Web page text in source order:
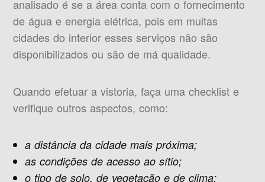
analisado é se a área conta com o fornecimento
de água e energia elétrica, pois em muitas
cidades do interior esses serviços não são
disponibilizados ou são de má qualidade.
Quando efetuar a vistoria, faça uma checklist e
verifique outros aspectos, como:
a distância da cidade mais próxima;
as condições de acesso ao sítio;
o tipo de solo, de vegetação e de clima;